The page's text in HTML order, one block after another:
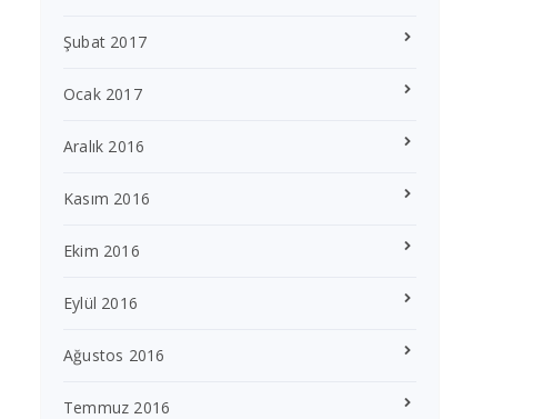
Şubat 2017
Ocak 2017
Aralık 2016
Kasım 2016
Ekim 2016
Eylül 2016
Ağustos 2016
Temmuz 2016